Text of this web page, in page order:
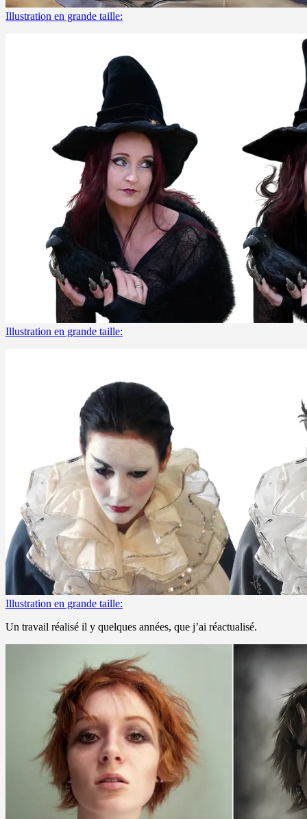
Illustration en grande taille:
Illustration en grande taille:
Illustration en grande taille:
Un travail réalisé il y quelques années, que j’ai réactualisé.